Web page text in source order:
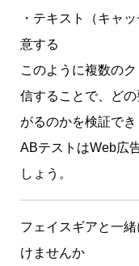
・テキスト（キャ
意する
このように複数の
信することで、ど
がるのかを検証でき
ABテストはWeb広
しょう。
フェイスギアと一
けませんか